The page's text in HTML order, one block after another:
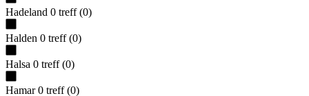
Hadeland 0 treff (0)
Halden 0 treff (0)
Halsa 0 treff (0)
Hamar 0 treff (0)